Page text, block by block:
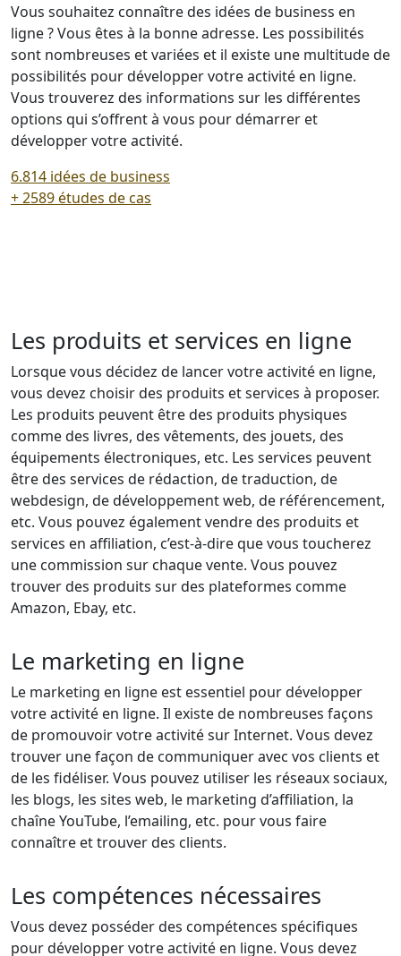
Vous souhaitez connaître des idées de business en
ligne ? Vous êtes à la bonne adresse. Les possibilités
sont nombreuses et variées et il existe une multitude de
possibilités pour développer votre activité en ligne.
Vous trouverez des informations sur les différentes
options qui s’offrent à vous pour démarrer et
développer votre activité.
6.814 idées de business
+ 2589 études de cas
Les produits et services en ligne
Lorsque vous décidez de lancer votre activité en ligne,
vous devez choisir des produits et services à proposer.
Les produits peuvent être des produits physiques
comme des livres, des vêtements, des jouets, des
équipements électroniques, etc. Les services peuvent
être des services de rédaction, de traduction, de
webdesign, de développement web, de référencement,
etc. Vous pouvez également vendre des produits et
services en affiliation, c’est-à-dire que vous toucherez
une commission sur chaque vente. Vous pouvez
trouver des produits sur des plateformes comme
Amazon, Ebay, etc.
Le marketing en ligne
Le marketing en ligne est essentiel pour développer
votre activité en ligne. Il existe de nombreuses façons
de promouvoir votre activité sur Internet. Vous devez
trouver une façon de communiquer avec vos clients et
de les fidéliser. Vous pouvez utiliser les réseaux sociaux,
les blogs, les sites web, le marketing d’affiliation, la
chaîne YouTube, l’emailing, etc. pour vous faire
connaître et trouver des clients.
Les compétences nécessaires
Vous devez posséder des compétences spécifiques
pour développer votre activité en ligne. Vous devez